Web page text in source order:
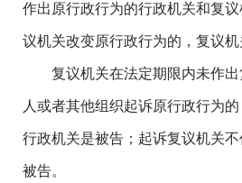
作出原行政行为的行政机关和复
议机关改变原行政行为的，复议机
复议机关在法定期限内未作
人或者其他组织起诉原行政行为
行政机关是被告；起诉复议机关
被告。